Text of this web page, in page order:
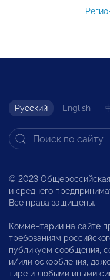
Русский English
© 2023 Общероссийская
и среднего
Все права защищены.
Комментарии на сайте
требованиям
публикуем сообщения,
и/или оскорбления,
тире и любыми иными